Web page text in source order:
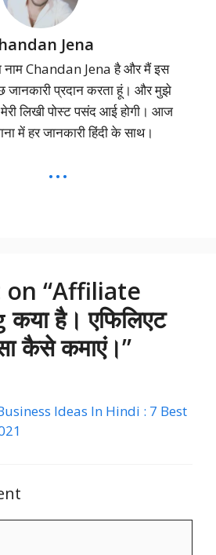
Jena
नाम Chandan Jena है और मैं इस
जानकारी प्रदान करता हूं। और मुझे
लिखी पोस्ट पसंद आई होगी। आज
में हर जानकारी हिंदी के साथ।
...
“Affiliate
है। एफिलिएट
कैसे कमाएं।”
Ideas In Hindi : 7 Best